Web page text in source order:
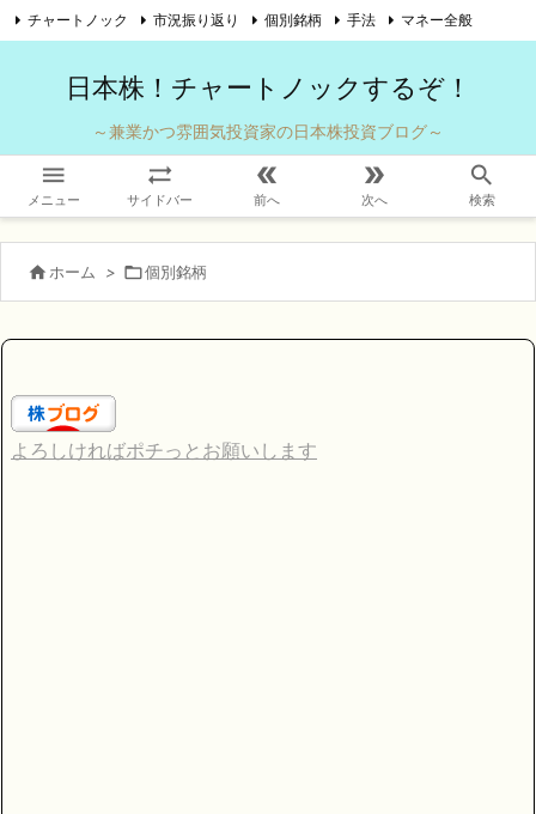
日本株！チャートノックするぞ！
～兼業かつ雰囲気投資家の日本株投資ブログ～

メニュー

サイドバー

前へ

次へ

検索
チャートノック 市況振り返り 個別銘柄 手法 マネー全般
 ホーム > 個別銘柄
よろしければポチっとお願いします